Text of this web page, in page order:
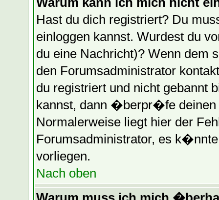
Hast du dich registriert? Du
einloggen kannst. Wurdest du
du eine Nachricht)? Wenn dem
den Forumsadministrator
du registriert und nicht gebannt
kannst, dann �berpr�fe deinen
Normalerweise liegt hier der
Forumsadministrator, es
vorliegen.
Nach oben